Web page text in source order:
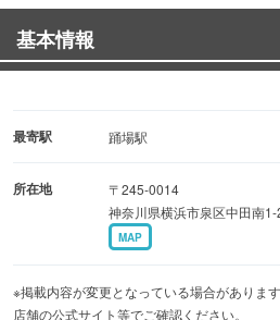
基本情報
最寄駅 踊場駅
所在地
〒245-0014
神奈川県横浜市泉区中田南1-
MAP
※掲載内容が変更となっている場合がありま
店舗の公式サイト等でご確認ください。